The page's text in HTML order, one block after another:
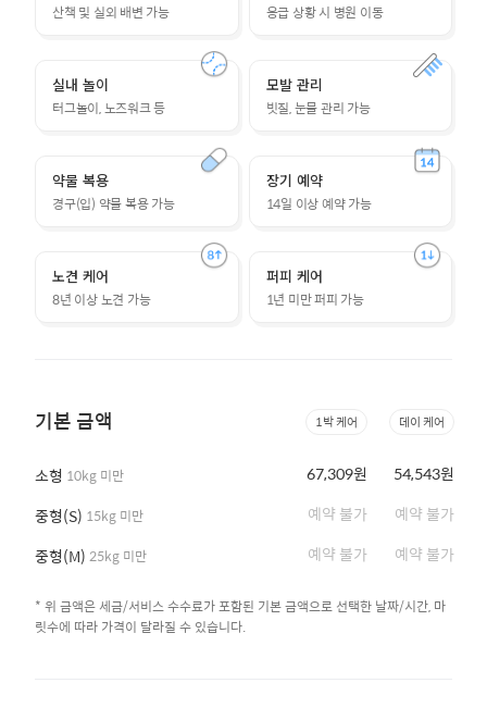
산책 및 실외 배변 가능 응급 상황 시 병원 이동
실내 놀이
터그놀이, 노즈워크 등
모발 관리
빗질, 눈물 관리 가능
약물 복용
경구(입) 약물 복용 가능
장기 예약
14일 이상 예약 가능
노견 케어
8년 이상 노견 가능
퍼피 케어
1년 미만 퍼피 가능
기본 금액
소형 10kg 미만
중형(S) 15kg 미만
중형(M) 25kg 미만
1박 케어
67,309원
예약 불가
예약 불가
데이 케어
54,543원
예약 불가
예약 불가
* 위 금액은 세금/서비스 수수료가 포함된 기본 금액으로 선택한 날짜/시간, 마
릿수에 따라 가격이 달라질 수 있습니다.